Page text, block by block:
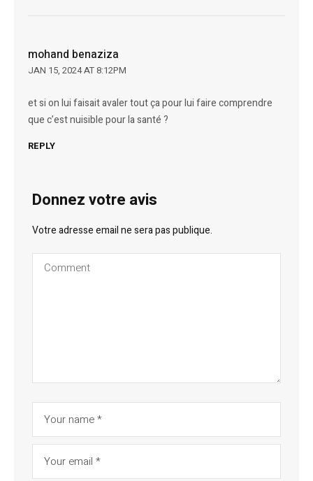
mohand benaziza
JAN 15, 2024 AT 8:12PM
et si on lui faisait avaler tout ça pour lui faire comprendre
que c’est nuisible pour la santé ?
REPLY
Donnez votre avis
Votre adresse email ne sera pas publique.